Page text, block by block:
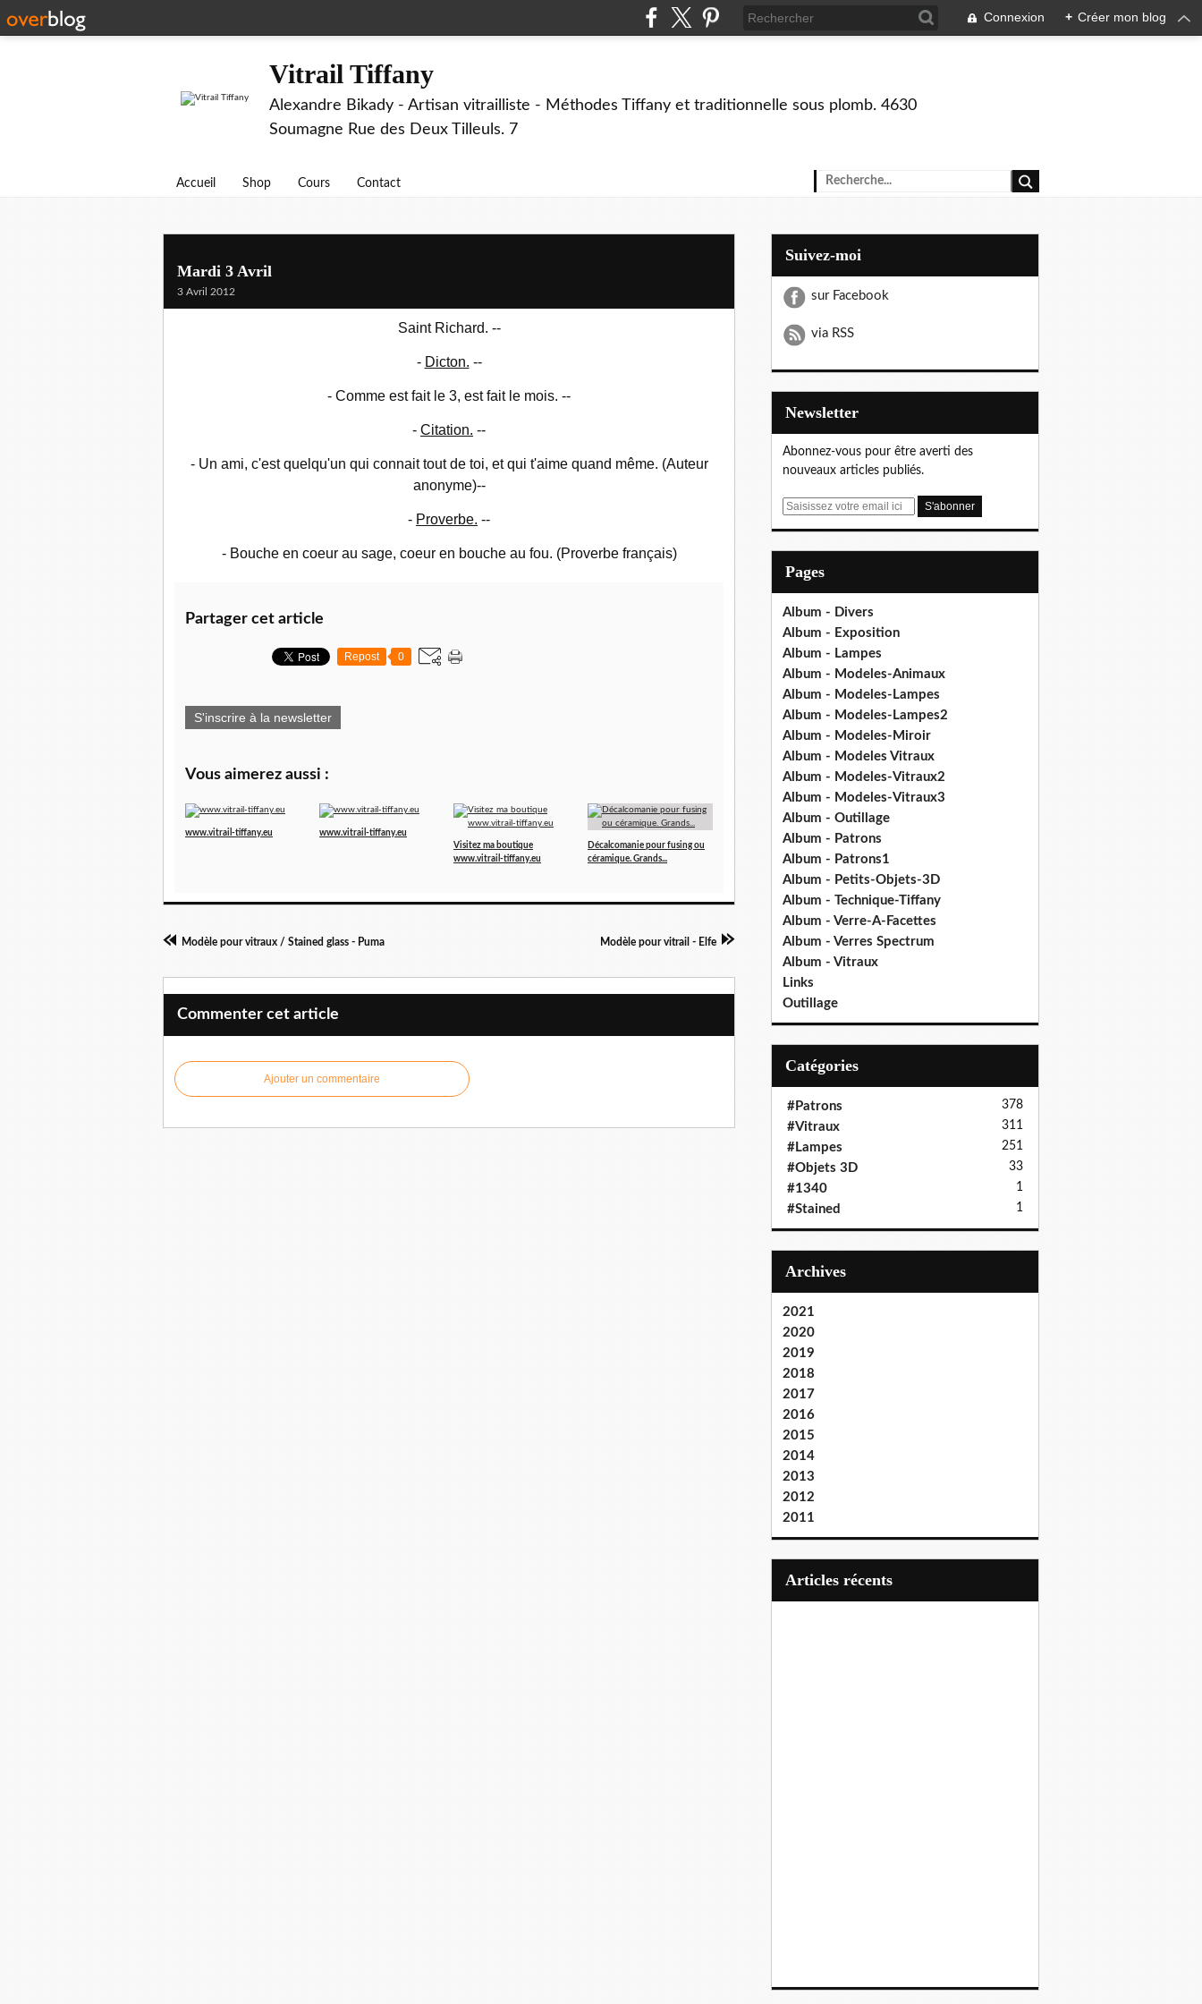
Connexion + Créer mon blog
Vitrail Tiffany
Alexandre Bikady - Artisan vitrailliste - Méthodes Tiffany et traditionnelle sous plomb. 4630
Soumagne Rue des Deux Tilleuls. 7
Accueil Shop Cours Contact
Mardi 3 Avril
3 Avril 2012
Saint Richard. --
- Dicton. --
- Comme est fait le 3, est fait le mois. --
- Citation. --
- Un ami, c'est quelqu'un qui connait tout de toi, et qui t'aime quand même. (Auteur
anonyme)--
- Proverbe. --
- Bouche en coeur au sage, coeur en bouche au fou. (Proverbe français)
Partager cet article
Repost 0
S'inscrire à la newsletter
Vous aimerez aussi :
www.vitrail-tiffany.eu
www.vitrail-tiffany.eu
Visitez ma boutique
www.vitrail-tiffany.eu
Décalcomanie pour fusing ou
céramique. Grands...
Modèle pour vitraux / Stained glass - Puma Modèle pour vitrail - Elfe
Commenter cet article
Ajouter un commentaire
Suivez-moi
sur Facebook
via RSS
Newsletter
Abonnez-vous pour être averti des
nouveaux articles publiés.
E
Pages
Album - Divers
Album - Exposition
Album - Lampes
Album - Modeles-Animaux
Album - Modeles-Lampes
Album - Modeles-Lampes2
Album - Modeles-Miroir
Album - Modeles Vitraux
Album - Modeles-Vitraux2
Album - Modeles-Vitraux3
Album - Outillage
Album - Patrons
Album - Patrons1
Album - Petits-Objets-3D
Album - Technique-Tiffany
Album - Verre-A-Facettes
Album - Verres Spectrum
Album - Vitraux
Links
Outillage
Catégories
#Patrons 378
#Vitraux 311
#Lampes 251
#Objets 3D 33
#1340 1
#Stained 1
Archives
2021
2020
2019
2018
2017
2016
2015
2014
2013
2012
2011
articles récents